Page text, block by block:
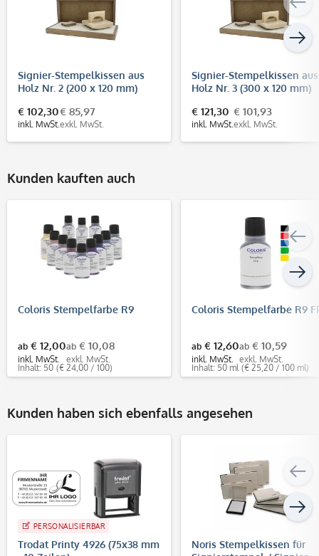
Signier-Stempelkissen aus
Holz Nr. 2 (200 x 120 mm)
€ 102,30
inkl. MwSt.
€ 85,97
exkl. MwSt.
Signier-Stempelkissen aus
Holz Nr. 3 (300 x 120 mm)
€ 121,30
inkl. MwSt.
€ 101,93
exkl. MwSt.
Kunden kauften auch
Coloris Stempelfarbe R9
ab € 12,00
inkl. MwSt.
ab € 10,08
exkl. MwSt.
Inhalt: 50 (€ 24,00 / 100)
Coloris Stempelfarbe R9
ab € 12,60
inkl. MwSt.
ab € 10,59
exkl. MwSt.
Inhalt: 50 ml (€ 25,20 / 100 ml)
Kunden haben sich ebenfalls angesehen
PERSONALISIERBAR
Trodat Printy 4926 (75x38 mm
Noris Stempelkissen für